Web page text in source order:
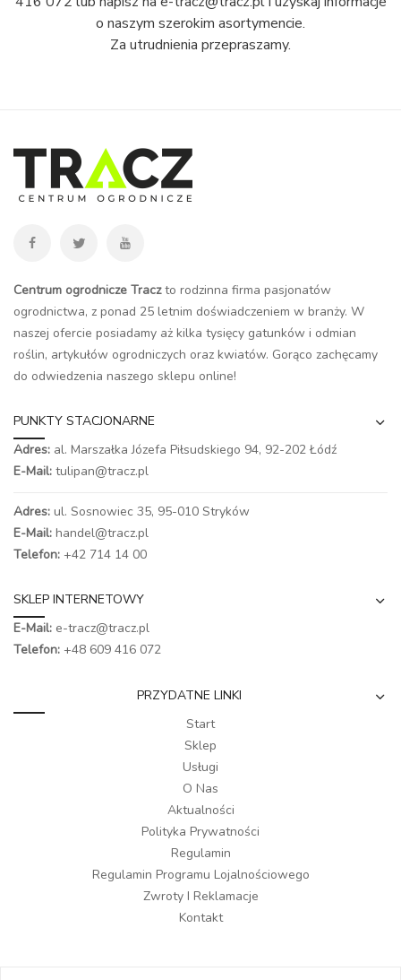
o naszym szerokim asortymencie.
Za utrudnienia przepraszamy.
Centrum ogrodnicze Traczto rodzinna firma pasjonatów
ogrodnictwa, z ponad 25 letnim doświadczeniem w branży. W
naszej ofercie posiadamy aż kilka tysięcy gatunków i odmian
roślin, artykułów ogrodniczych oraz kwiatów. Gorąco zachęcamy
do odwiedzenia naszego sklepu online!
PUNKTY STACJONARNE
Adres: al. Marszałka Józefa Piłsudskiego 94, 92-202 Łódź
E-Mail: tulipan@tracz.pl
Adres: ul. Sosnowiec 35, 95-010 Stryków
E-Mail: handel@tracz.pl
Telefon: +42 714 14 00
SKLEP INTERNETOWY
E-Mail: e-tracz@tracz.pl
Telefon: +48 609 416 072
PRZYDATNE LINKI
Start
Sklep
Usługi
O Nas
Aktualności
Polityka Prywatności
Regulamin
Regulamin Programu Lojalnościowego
Zwroty I Reklamacje
Kontakt